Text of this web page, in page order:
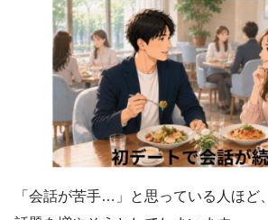
「会話が苦手…」と思っている人ほど、